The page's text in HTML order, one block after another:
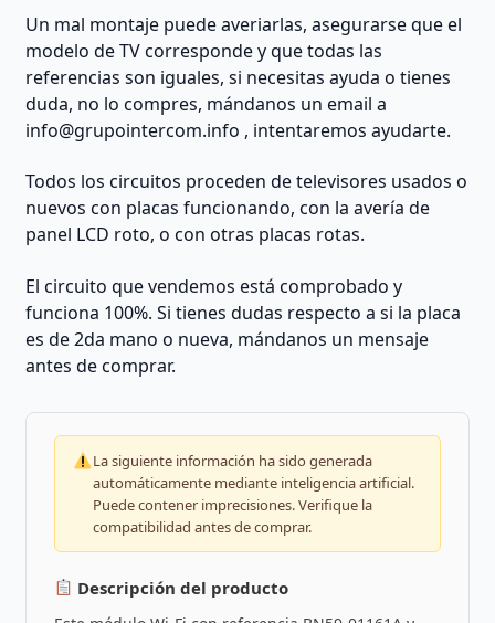
Un mal montaje puede averiarlas, asegurarse que el
modelo de TV corresponde y que todas las
referencias son iguales, si necesitas ayuda o tienes
duda, no lo compres, mándanos un email a
info@grupointercom.info , intentaremos ayudarte.
Todos los circuitos proceden de televisores usados o
nuevos con placas funcionando, con la avería de
panel LCD roto, o con otras placas rotas.
El circuito que vendemos está comprobado y
funciona 100%. Si tienes dudas respecto a si la placa
es de 2da mano o nueva, mándanos un mensaje
antes de comprar.
La siguiente información ha sido generada
automáticamente mediante inteligencia artificial.
Puede contener imprecisiones. Verifique la
compatibilidad antes de comprar.
Descripción del producto